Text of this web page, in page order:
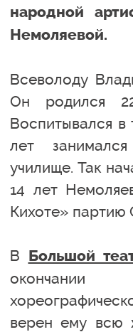
народной
Немоляевой.
Всеволоду
Он родился
Воспитывался в
лет
училище. Так
14 лет
Кихоте»
В Большой
верен ему всю